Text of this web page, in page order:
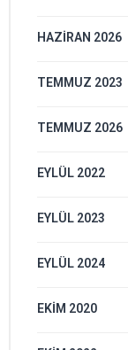
HAZIRAN 2026
TEMMUZ 2023
TEMMUZ 2026
EYLÜL 2022
EYLÜL 2023
EYLÜL 2024
EKIM 2020